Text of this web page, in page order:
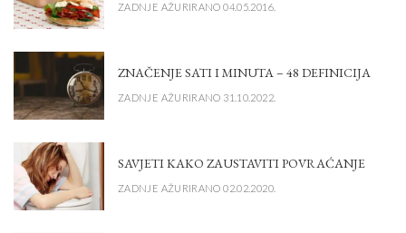
ZADNJE AŽURIRANO 04.05.2016.
ZNAČENJE SATI I MINUTA – 48 DEFINICIJA
ZADNJE AŽURIRANO 31.10.2022.
SAVJETI KAKO ZAUSTAVITI POVRAĆANJE
ZADNJE AŽURIRANO 02.02.2020.